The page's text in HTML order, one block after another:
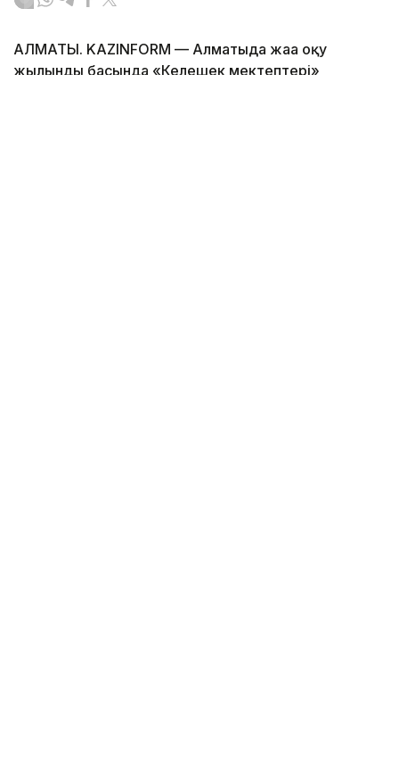
АЛМАТЫ. KAZINFORM — Алматыда жаңа оқу
жылындың басында «Келешек мектептері»